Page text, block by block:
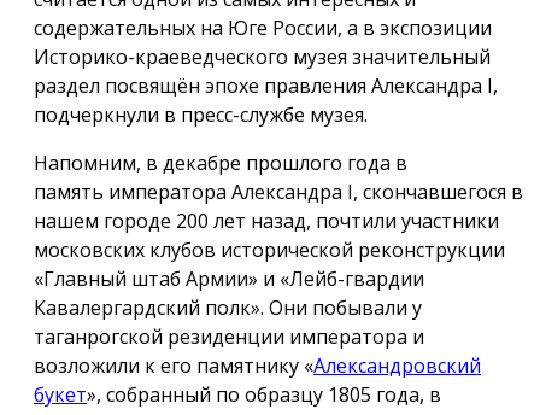
содержательных на Юге России, а в экспозиции
Историко-краеведческого музея значительный
раздел посвящён эпохе правления Александра I,
подчеркнули в пресс-службе музея.
Напомним, в декабре прошлого года в
память императора Александра I, скончавшегося в
нашем городе 200 лет назад, почтили участники
московских клубов исторической реконструкции
«Главный штаб Армии» и «Лейб-гвардии
Кавалергардский полк». Они побывали у
таганрогской резиденции императора и
возложили к его памятнику «Александровский
букет», собранный по образцу 1805 года, в